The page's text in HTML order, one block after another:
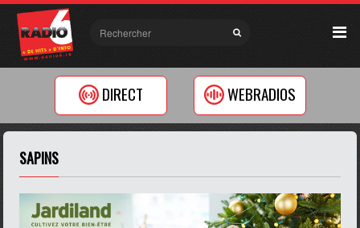
DIRECT WEBRADIOS
SAPINS